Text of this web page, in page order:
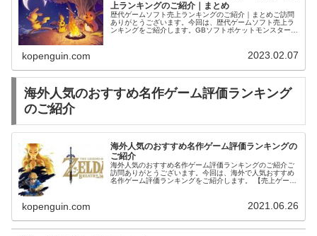
上ランキングのご紹介｜まとめ
歴代ゲームソフト売上ランキングのご紹介｜まとめご訪問
ありがとうございます。今回は、歴代ゲームソフト売上ラ
ンキングをご紹介します。GBソフトポケットモンスター
kopenguin.com 2023.02.07
海外人気のおすすめ名作ゲーム評価ランキング
のご紹介
海外人気のおすすめ名作ゲーム評価ランキングの
ご紹介
海外人気のおすすめ名作ゲーム評価ランキングのご紹介ご
訪問ありがとうございます。今回は、海外で人気おすすめ
名作ゲーム評価ランキングをご紹介します。 【売上ゲーム
kopenguin.com 2021.06.26